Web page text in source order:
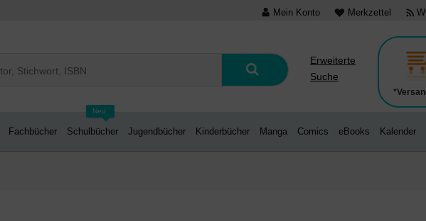
Mein Konto Merkzettel
Erweiterte
Suche
Fachbücher
Neu
Schulbücher Jugendbücher Kinderbücher Manga Comics eBooks Kalender